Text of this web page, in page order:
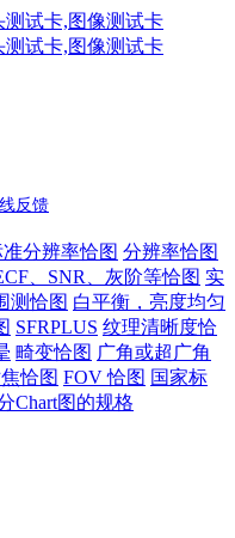
反馈
分辨率恰图 分辨率恰图
、SNR、灰阶等恰图 实
测恰图 白平衡，亮度均匀
SFRPLUS 纹理清晰度恰
畸变恰图 广角或超广角
恰图 FOV 恰图 国家标
Chart图的规格